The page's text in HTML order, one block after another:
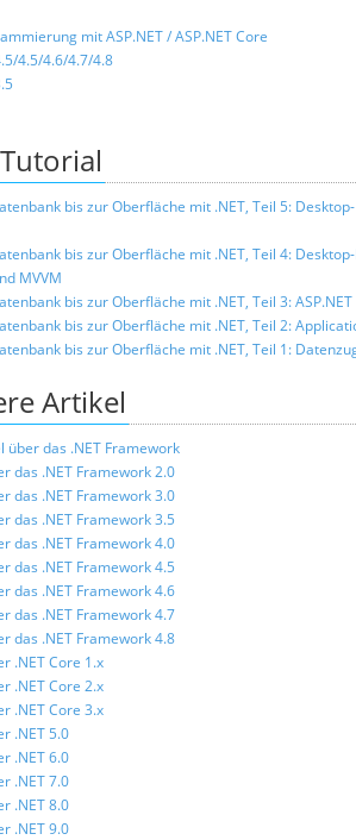
mit ASP.NET / ASP.NET Core
4.5/4.6/4.7/4.8
bis zur Oberfläche mit .NET, Teil 5:
bis zur Oberfläche mit .NET, Teil 4:
MVVM
bis zur Oberfläche mit .NET, Teil 3: ASP.NET
bis zur Oberfläche mit .NET, Teil 2:
bis zur Oberfläche mit .NET, Teil 1:
Artikel
über das .NET Framework
das .NET Framework 2.0
das .NET Framework 3.0
das .NET Framework 3.5
das .NET Framework 4.0
das .NET Framework 4.5
das .NET Framework 4.6
das .NET Framework 4.7
das .NET Framework 4.8
.NET Core 1.x
.NET Core 2.x
.NET Core 3.x
.NET 5.0
.NET 6.0
.NET 7.0
.NET 8.0
.NET 9.0